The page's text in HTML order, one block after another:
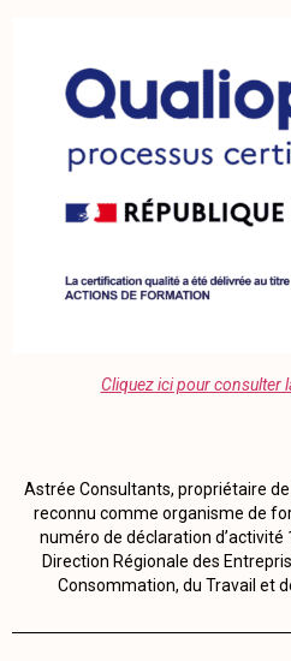
Cliquez ici pour consulter
Astrée Consultants, propriétaire
reconnu comme organisme de
numéro de déclaration d’activité
Direction Régionale des
Consommation, du Travail et